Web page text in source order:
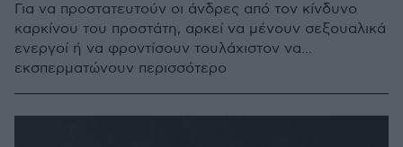
Για να προστατευτούν οι άνδρες από τον κίνδυνο
καρκίνου του προστάτη, αρκεί να μένουν σεξουαλικά
ενεργοί ή να φροντίσουν τουλάχιστον να...
εκσπερματώνουν περισσότερο